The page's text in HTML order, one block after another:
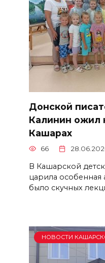
Донской
Калинин ожил
Кашарах
66
В Кашарской
царила особенная
было скучных
НОВОСТИ